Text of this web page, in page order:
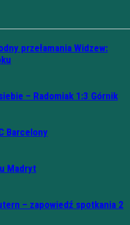
przełamania Widzew:
– Radomiak 1:3 Górnik
Barcelony
Madryt
– zapowiedź spotkania 2